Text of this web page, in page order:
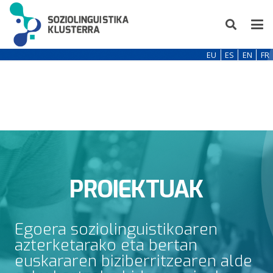
EU ES EN FR
PROIEKTUAK
Egoera soziolinguistikoaren
azterketarako eta bertan
euskararen biziberritzearen alde